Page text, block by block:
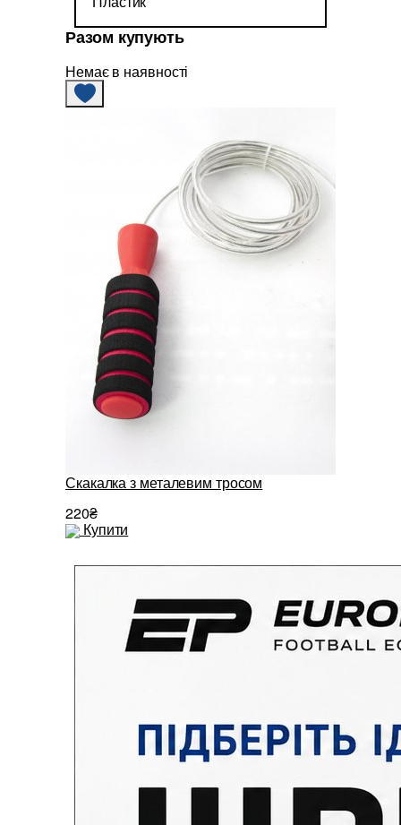
Разом купують
Немає в наявності
Скакалка з металевим тросом
220₴
Купити